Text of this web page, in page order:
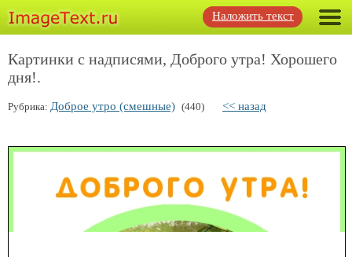
Наложить текст
Картинки с надписями, Доброго утра! Хорошего
дня!.
Рубрика: Доброе утро (смешные) (440) << назад